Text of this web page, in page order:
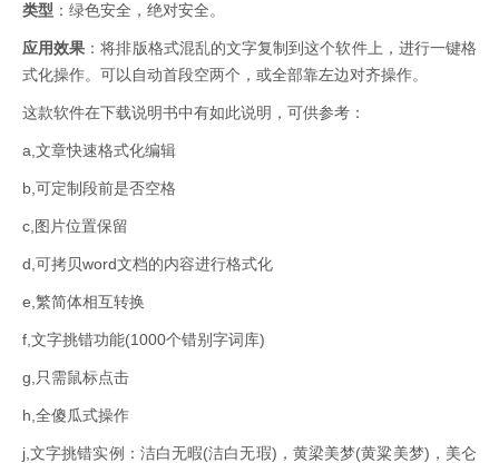
类型 ：绿色安全，绝对安全。
应用效果 ：将排版格式混乱的文字复制到这个软件上，进行一键格
式化操作。可以自动首段空两个，或全部靠左边对齐操作。
这款软件在下载说明书中有如此说明，可供参考：
a,文章快速格式化编辑
b,可定制段前是否空格
c,图片位置保留
d,可拷贝word文档的内容进行格式化
e,繁简体相互转换
f,文字挑错功能(1000个错别字词库)
g,只需鼠标点击
h,全傻瓜式操作
j,文字挑错实例：洁白无暇(洁白无瑕)，黄梁美梦(黄粱美梦)，美仑